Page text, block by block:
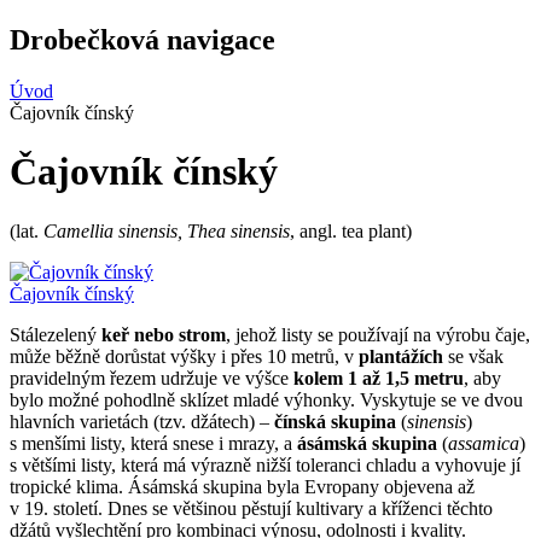
Drobečková navigace
Úvod
Čajovník čínský
Čajovník čínský
(lat. Camellia sinensis, Thea sinensis, angl. tea plant)
Čajovník čínský
Stálezelený keř nebo strom, jehož listy se používají na výrobu čaje,
může běžně dorůstat výšky i přes 10 metrů, v plantážích se však
pravidelným řezem udržuje ve výšce kolem 1 až 1,5 metru, aby
bylo možné pohodlně sklízet mladé výhonky. Vyskytuje se ve dvou
hlavních varietách (tzv. džátech) – čínská skupina (sinensis)
s menšími listy, která snese i mrazy, a ásámská skupina (assamica)
s většími listy, která má výrazně nižší toleranci chladu a vyhovuje jí
tropické klima. Ásámská skupina byla Evropany objevena až
v 19. století. Dnes se většinou pěstují kultivary a kříženci těchto
džátů vyšlechtění pro kombinaci výnosu, odolnosti i kvality.